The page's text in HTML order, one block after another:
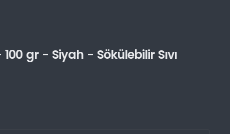
gr - Siyah - Sökülebilir Sıvı